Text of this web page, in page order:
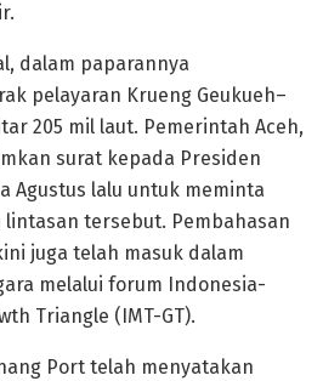
dalam paparannya
pelayaran Krueng Geukueh–
205 mil laut. Pemerintah Aceh,
surat kepada Presiden
Agustus lalu untuk meminta
tersebut. Pembahasan
juga telah masuk dalam
melalui forum Indonesia-
Triangle (IMT-GT).
Port telah menyatakan